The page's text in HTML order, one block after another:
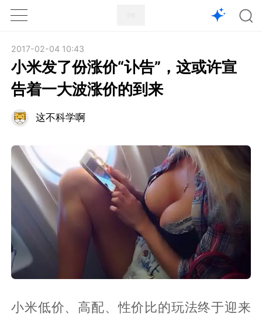
1X
2017-02-04 10:43
小米发了份涨价“讣告”，这或许宣
告着一大波涨价的到来
这不科学啊
小米低价、高配、性价比的玩法终于迎来